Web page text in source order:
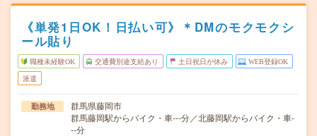
《単発1日OK！日払い可》＊DMのモクモクシ
ール貼り
職種未経験OK 交通費別途支給あり 土日祝日が休み WEB登録OK
派遣
勤務地
群馬県藤岡市
群馬藤岡駅からバイク・車---分／北藤岡駅からバイク・車-
--分